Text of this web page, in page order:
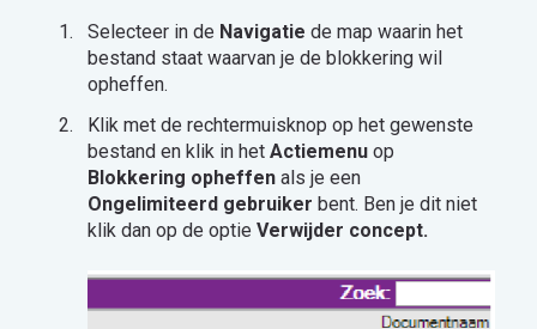
Selecteer in de Navigatie de map waarin het
bestand staat waarvan je de blokkering wil
opheffen.
Klik met de rechtermuisknop op het gewenste
bestand en klik in het Actiemenu op
Blokkering opheffen als je een
Ongelimiteerd gebruiker bent. Ben je dit niet
klik dan op de optie Verwijder concept.